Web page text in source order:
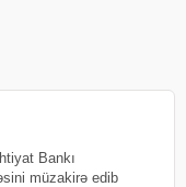
Bankı
müzakirə edib